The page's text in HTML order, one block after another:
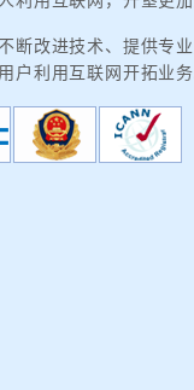
断改进技术、提供专
户利用互联网开拓业务